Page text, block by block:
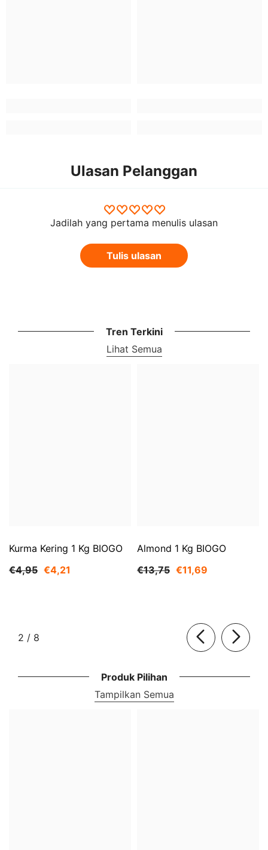
Ulasan Pelanggan
Jadilah yang pertama menulis ulasan
Tulis ulasan
Tren Terkini
Lihat Semua
Kurma Kering 1 Kg BIOGO
€4,95 €4,21
Almond 1 Kg BIOGO
€13,75 €11,69
2 / dari
8
Produk Pilihan
Tampilkan Semua